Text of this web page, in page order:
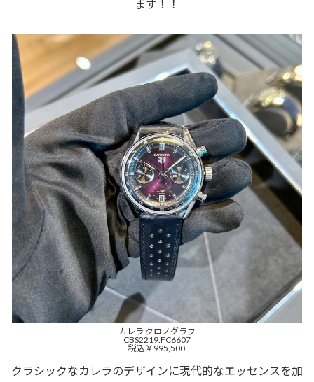
ます！！
カレラ クロノグラフ
CBS2219.FC6607
税込￥995,500
クラシックなカレラのデザインに現代的なエッセンスを加